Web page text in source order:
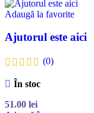
Adaugă la favorite
Ajutorul este aici
(0)
În stoc
51.00 lei